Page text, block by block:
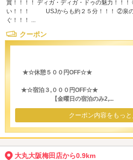
賞！！！！ ディガ・ディガ・ドゥの魅力！！
い！！！ USJからも約２５分！！！ ②泉の
ぐ！！！ ...
クーポン
★☆休憩５００円OFF☆★
★☆宿泊３,０００円OFF☆★
【金曜日の宿泊のみ2,...
クーポン内容をもっと
大丸大阪梅田店から0.9km